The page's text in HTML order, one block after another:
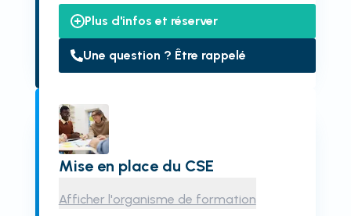
Plus d'infos et réserver
Une question ? Être rappelé
Mise en place du CSE
Afficher l'organisme de formation